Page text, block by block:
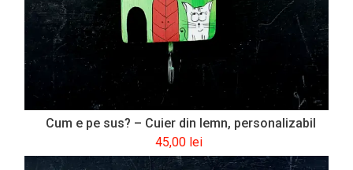
Cum e pe sus? – Cuier din lemn, personalizabil
45,00 lei